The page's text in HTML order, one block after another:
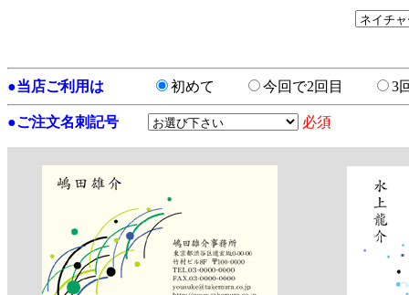
●当店ご利用は 初めて 今回で2回目 3
●ご注文名刺記号 必須